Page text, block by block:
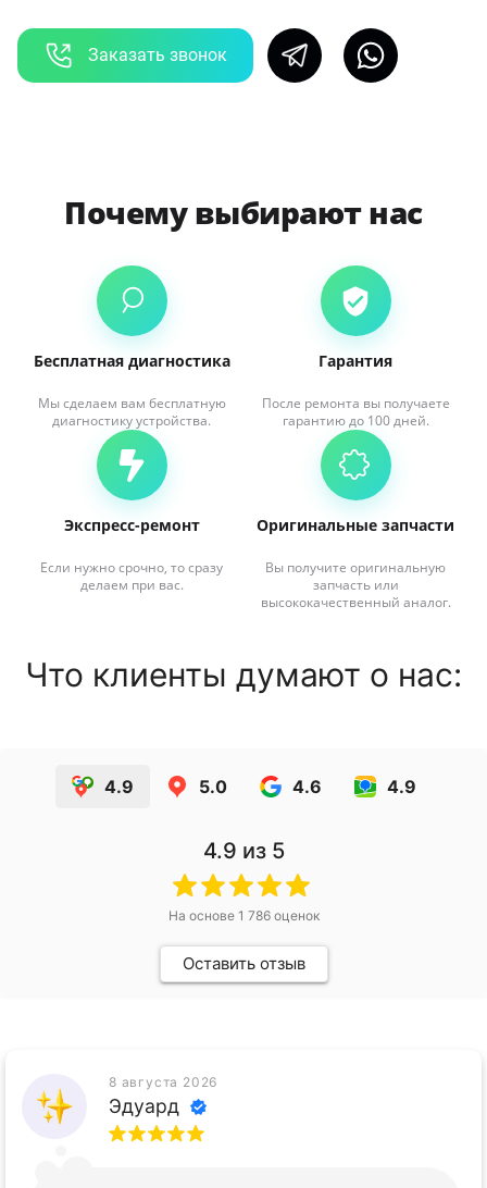
Заказать звонок
Почему выбирают нас
Бесплатная диагностика
Мы сделаем вам бесплатную
диагностику устройства.
Гарантия
После ремонта вы получаете
гарантию до 100 дней.
Экспресс-ремонт
Если нужно срочно, то сразу
делаем при вас.
Оригинальные запчасти
Вы получите оригинальную
запчасть или
высококачественный аналог.
Что клиенты думают о нас:
4.9 5.0 4.6 4.9
4.9 из 5
На основе 1 786оценок
Оставить отзыв
8 августа 2026
Эдуард